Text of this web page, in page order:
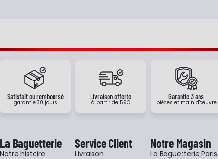
Satisfait ou remboursé
garantie 30 jours
Livraison offerte
à partir de 59€
Garantie 3 ans
pièces et main d'oeuvre
La Baguetterie
Notre histoire
Service Client
Livraison
Notre Magasin
La Baguetterie Paris